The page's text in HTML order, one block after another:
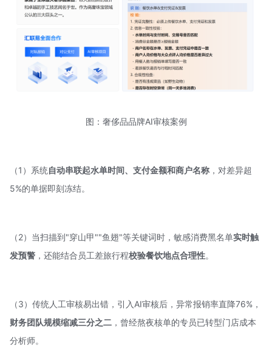
图：奢侈品品牌AI审核案例
（1）系统自动串联起水单时间、支付金额和商户名称 ，对差异超
5%的单据即刻冻结。
（2）当扫描到"穿山甲""鱼翅"等关键词时，敏感消费黑名单实时触
发预警 ，还能结合员工差旅行程校验餐饮地点合理性。
（3）传统人工审核易出错，引入AI审核后，异常报销率直降76%，
财务团队规模缩减三分之二 ，曾经熬夜核单的专员已转型门店成本
分析师。